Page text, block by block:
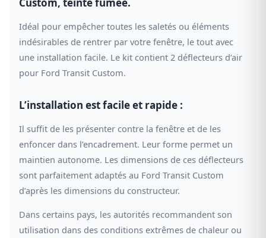
Idéal pour empêcher toutes les saletés ou éléments
indésirables de rentrer par votre fenêtre, le tout avec
une installation facile. Le kit contient 2 déflecteurs d’air
pour Ford Transit Custom.
L’installation est facile et rapide :
Il suffit de les présenter contre la fenêtre et de les
enfoncer dans l’encadrement. Leur forme permet un
maintien autonome. Les dimensions de ces déflecteurs
sont parfaitement adaptés au Ford Transit Custom
d’après les dimensions du constructeur.
Dans certains pays, les autorités recommandent son
utilisation dans des conditions extrêmes de chaleur ou